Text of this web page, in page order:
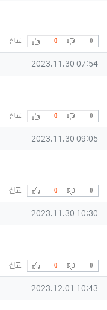
신고 추천
0 비추천
0
작성일
2023.11.30 07:54
신고 추천
0 비추천
0
작성일
2023.11.30 09:05
신고 추천
0 비추천
0
작성일
2023.11.30 10:30
신고 추천
0 비추천
0
작성일
2023.12.01 10:43